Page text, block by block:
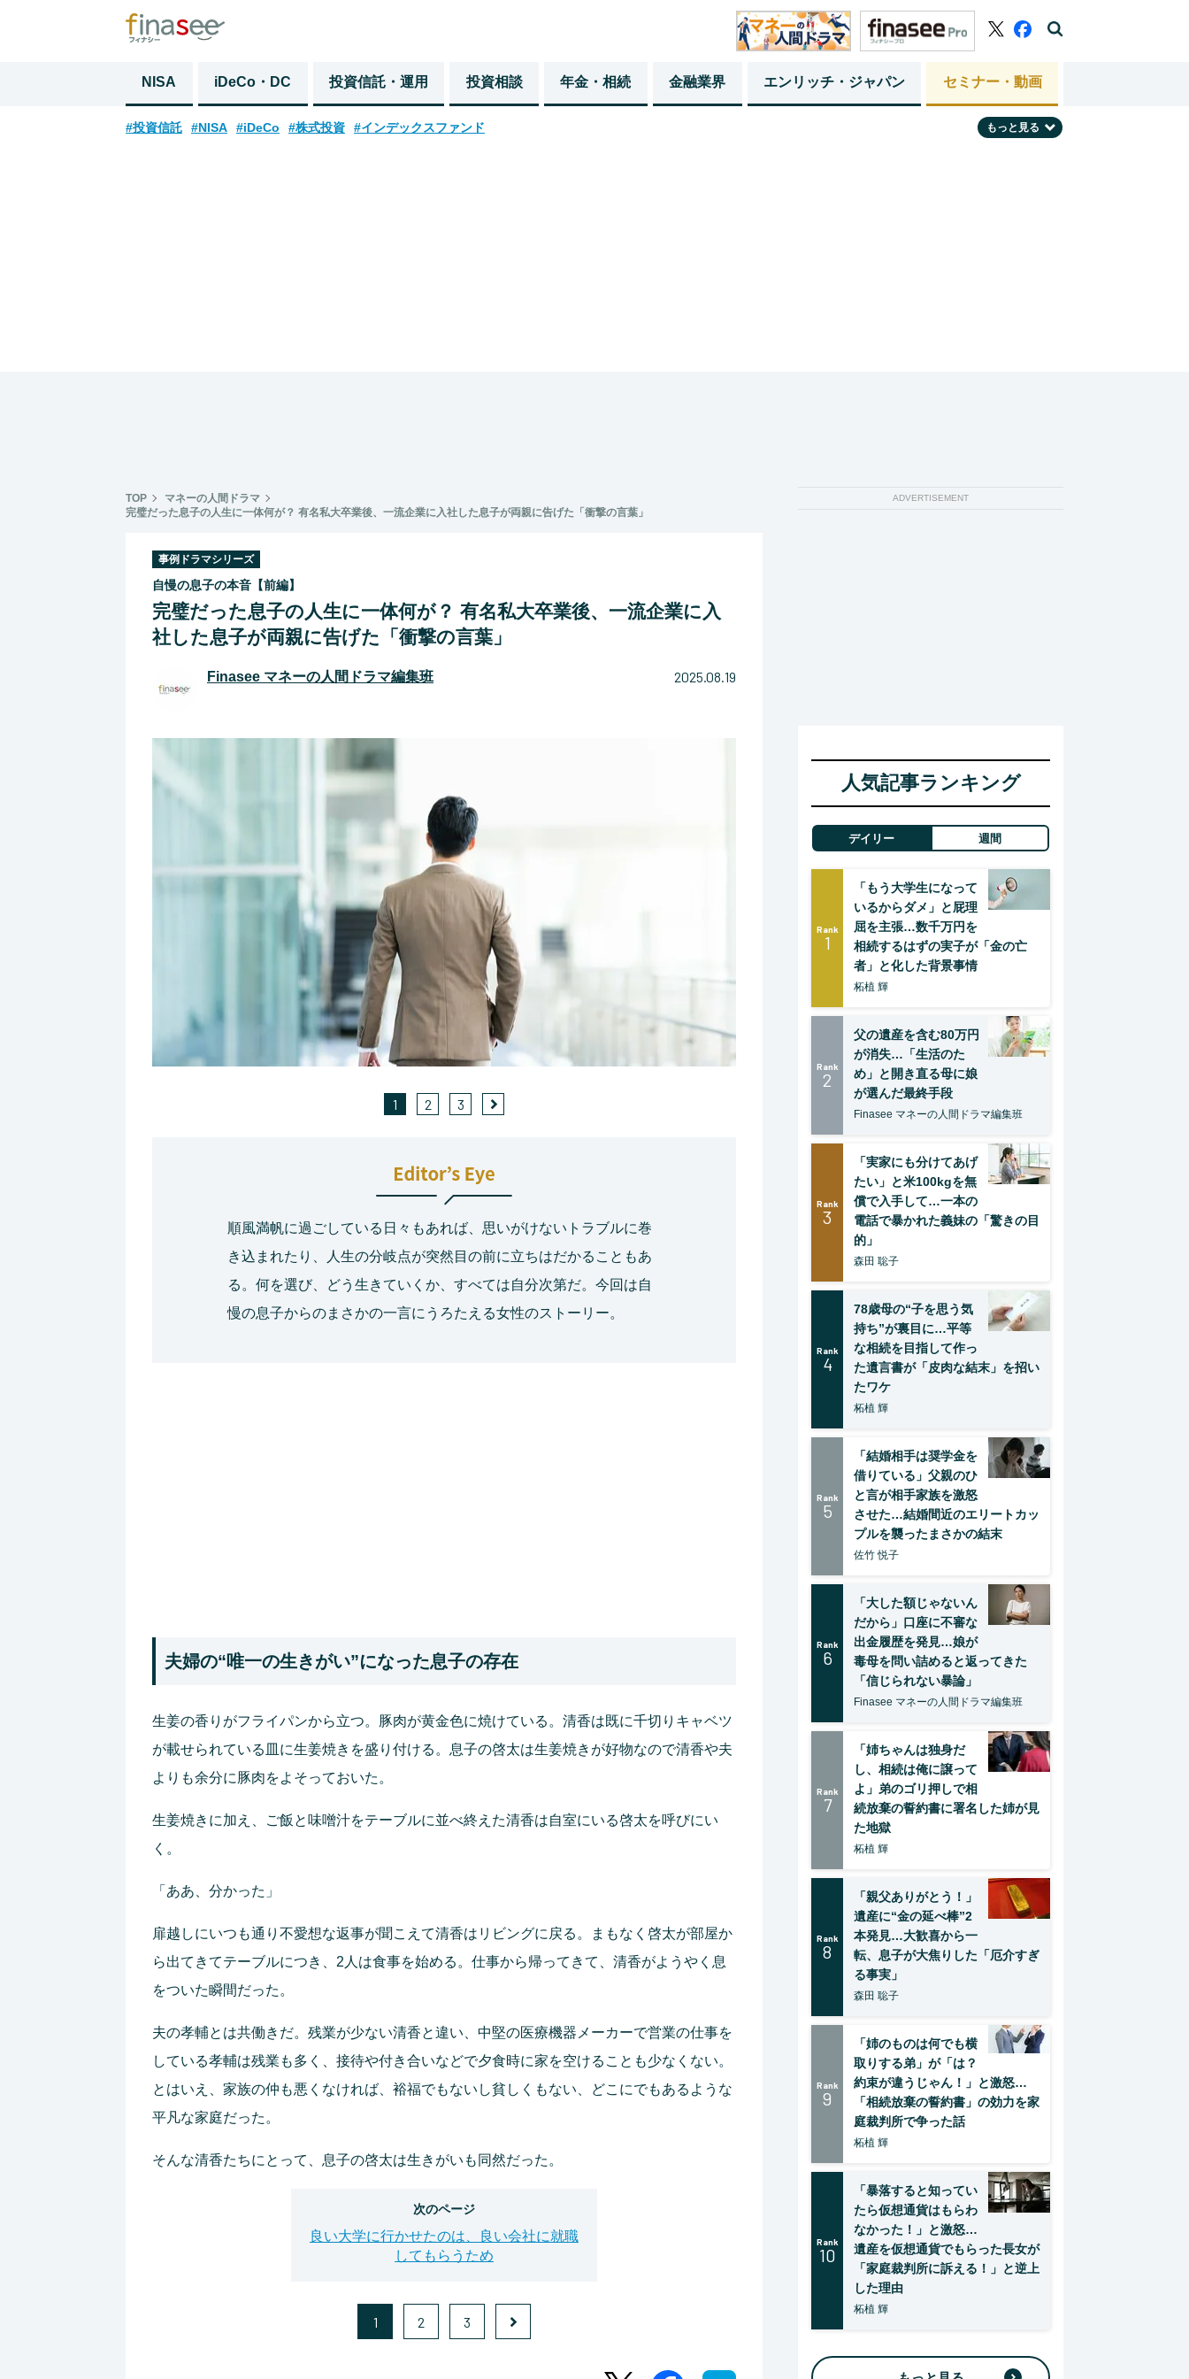
NISA iDeCo・DC 投資信託・運用 投資相談 年金・相続 金融業界 エンリッチ・ジャパン セミナー・動画
#投資信託 #NISA #iDeCo #株式投資 #インデックスファンド もっと見る
TOP
マネーの人間ドラマ
完璧だった息子の人生に一体何が？ 有名私大卒業後、一流企業に入社した息子が両親に告げた「衝撃の言葉」
事例ドラマシリーズ
自慢の息子の本音【前編】
完璧だった息子の人生に一体何が？ 有名私大卒業後、一流企業に入
社した息子が両親に告げた「衝撃の言葉」
Finasee マネーの人間ドラマ編集班 2025.08.19
1 2 3
順風満帆に過ごしている日々もあれば、思いがけないトラブルに巻
き込まれたり、人生の分岐点が突然目の前に立ちはだかることもあ
る。何を選び、どう生きていくか、すべては自分次第だ。今回は自
慢の息子からのまさかの一言にうろたえる女性のストーリー。
夫婦の“唯一の生きがい”になった息子の存在
生姜の香りがフライパンから立つ。豚肉が黄金色に焼けている。清香は既に千切りキャベツ
が載せられている皿に生姜焼きを盛り付ける。息子の啓太は生姜焼きが好物なので清香や夫
よりも余分に豚肉をよそっておいた。
生姜焼きに加え、ご飯と味噌汁をテーブルに並べ終えた清香は自室にいる啓太を呼びにい
く。
「ああ、分かった」
扉越しにいつも通り不愛想な返事が聞こえて清香はリビングに戻る。まもなく啓太が部屋か
ら出てきてテーブルにつき、2人は食事を始める。仕事から帰ってきて、清香がようやく息
をついた瞬間だった。
夫の孝輔とは共働きだ。残業が少ない清香と違い、中堅の医療機器メーカーで営業の仕事を
している孝輔は残業も多く、接待や付き合いなどで夕食時に家を空けることも少なくない。
とはいえ、家族の仲も悪くなければ、裕福でもないし貧しくもない、どこにでもあるような
平凡な家庭だった。
そんな清香たちにとって、息子の啓太は生きがいも同然だった。
次のページ
良い大学に行かせたのは、良い会社に就職
してもらうため
1 2 3
ADVERTISEMENT
人気記事ランキング
デイリー 週間
Rank
1
「もう大学生になって
いるからダメ」と屁理
屈を主張…数千万円を
相続するはずの実子が「金の亡
者」と化した背景事情
柘植 輝
Rank
2
父の遺産を含む80万円
が消失…「生活のた
め」と開き直る母に娘
が選んだ最終手段
Finasee マネーの人間ドラマ編集班
Rank
3
「実家にも分けてあげ
たい」と米100kgを無
償で入手して…一本の
電話で暴かれた義妹の「驚きの目
的」
森田 聡子
Rank
4
78歳母の“子を思う気
持ち”が裏目に…平等
な相続を目指して作っ
た遺言書が「皮肉な結末」を招い
たワケ
柘植 輝
Rank
5
「結婚相手は奨学金を
借りている」父親のひ
と言が相手家族を激怒
させた…結婚間近のエリートカッ
プルを襲ったまさかの結末
佐竹 悦子
Rank
6
「大した額じゃないん
だから」口座に不審な
出金履歴を発見…娘が
毒母を問い詰めると返ってきた
「信じられない暴論」
Finasee マネーの人間ドラマ編集班
Rank
7
「姉ちゃんは独身だ
し、相続は俺に譲って
よ」弟のゴリ押しで相
続放棄の誓約書に署名した姉が見
た地獄
柘植 輝
Rank
8
「親父ありがとう！」
遺産に“金の延べ棒”2
本発見…大歓喜から一
転、息子が大焦りした「厄介すぎ
る事実」
森田 聡子
Rank
9
「姉のものは何でも横
取りする弟」が「は？
約束が違うじゃん！」と激怒…
「相続放棄の誓約書」の効力を家
庭裁判所で争った話
柘植 輝
Rank
10
「暴落すると知ってい
たら仮想通貨はもらわ
なかった！」と激怒…
遺産を仮想通貨でもらった長女が
「家庭裁判所に訴える！」と逆上
した理由
柘植 輝